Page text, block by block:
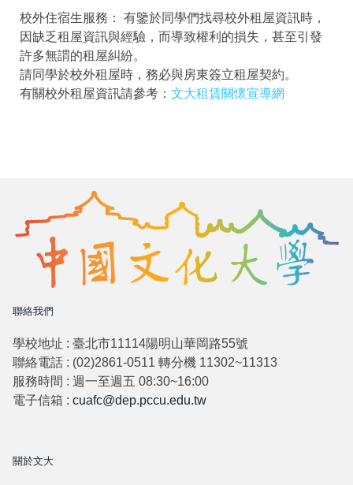
校外住宿生服務： 有鑒於同學們找尋校外租屋資訊時，
因缺乏租屋資訊與經驗，而導致權利的損失，甚至引發
許多無謂的租屋糾紛。
請同學於校外租屋時，務必與房東簽立租屋契約。
有關校外租屋資訊請參考： 文大租賃關懷宣導網
聯絡我們
學校地址 : 臺北市11114陽明山華岡路55號
聯絡電話 : (02)2861-0511 轉分機 11302~11313
服務時間 : 週一至週五 08:30~16:00
電子信箱 : cuafc@dep.pccu.edu.tw
關於文大